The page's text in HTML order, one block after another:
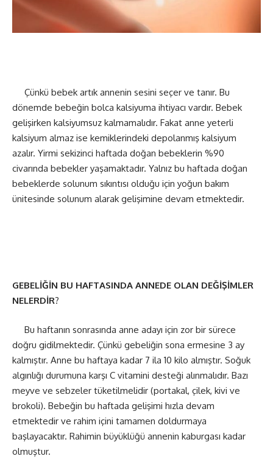
Çünkü bebek artık annenin sesini seçer ve tanır. Bu
dönemde bebeğin bolca kalsiyuma ihtiyacı vardır. Bebek
gelişirken kalsiyumsuz kalmamalıdır. Fakat anne yeterli
kalsiyum almaz ise kemiklerindeki depolanmış kalsiyum
azalır. Yirmi sekizinci haftada doğan bebeklerin %90
civarında bebekler yaşamaktadır. Yalnız bu haftada doğan
bebeklerde solunum sıkıntısı olduğu için yoğun bakım
ünitesinde solunum alarak gelişimine devam etmektedir.
GEBELİĞİN BU HAFTASINDA ANNEDE OLAN DEĞİŞİMLER
NELERDİR?
Bu haftanın sonrasında anne adayı için zor bir sürece
doğru gidilmektedir. Çünkü gebeliğin sona ermesine 3 ay
kalmıştır. Anne bu haftaya kadar 7 ila 10 kilo almıştır. Soğuk
algınlığı durumuna karşı C vitamini desteği alınmalıdır. Bazı
meyve ve sebzeler tüketilmelidir (portakal, çilek, kivi ve
brokoli). Bebeğin bu haftada gelişimi hızla devam
etmektedir ve rahim içini tamamen doldurmaya
başlayacaktır. Rahimin büyüklüğü annenin kaburgası kadar
olmuştur.